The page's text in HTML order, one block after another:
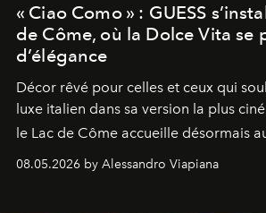
« Ciao Como » : GUESS
de Côme, où la Dolce Vita se
d’élégance
Décor rêvé pour celles et ceux qui
luxe italien dans sa version la plus
le Lac de Côme accueille désormais
fragrances. L’une des opérations de
08.05.2026 by Alessandro Viapiana